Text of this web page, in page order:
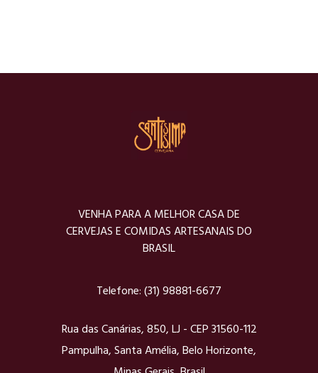
VENHA PARA A MELHOR CASA DE
CERVEJAS E COMIDAS ARTESANAIS DO
BRASIL
Telefone:(31) 98881-6677
Rua das Canárias, 850, LJ - CEP 31560-112
Pampulha, Santa Amélia, Belo Horizonte,